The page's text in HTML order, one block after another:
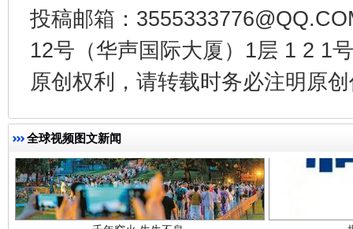
投稿邮箱：
12号（华声国际大厦）1层 1 2 1
原创权利，请转载时务必注明原
全球视频图文新闻千年窑火 生生不息